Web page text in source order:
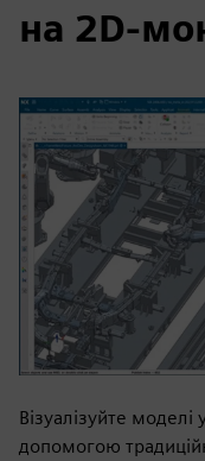
на 2D-
Візуалізуйте
допомогою